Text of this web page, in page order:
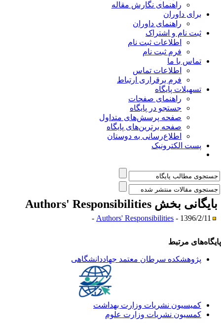
راهنمای نگارش مقاله
برای داوران
راهنمای داوران
ثبت نام و اشتراک
اطلاعات ثبت نام
فرم ثبت نام
تماس با ما
اطلاعات تماس
فرم برقراری ارتباط
تسهیلات پایگاه
راهنمای صفحات
جستجو در پایگاه
صفحه پرسش‌های متداول
صفحه برترین‌های پایگاه
اطلاع‌رسانی به دوستان
پست الکترونیک
بخش Authors' Responsibilities
Authors' Responsibilities - 1396/2/11 -
مرتبط
پژوهشکده سرطان معتمد جهاددانشگاهی
کمیسیون نشریات وزارت بهداشت
کمسیون نشریات وزارت علوم